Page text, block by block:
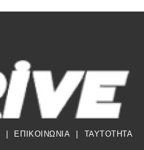
| ΕΠΙΚΟΙΝΩΝΙΑ | TAYTOTHTA